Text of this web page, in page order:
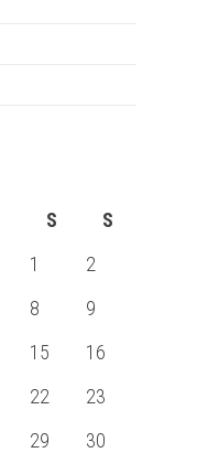
S
S
1
2
8
9
15
16
22
23
29
30